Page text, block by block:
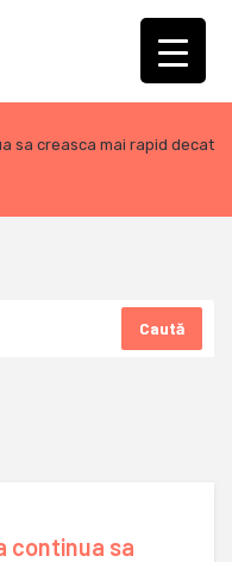
sa creasca mai rapid decat
Caută
continua sa